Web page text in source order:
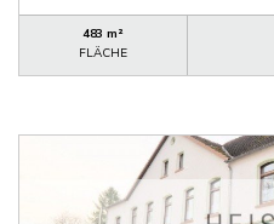
483 m²
FLÄCHE